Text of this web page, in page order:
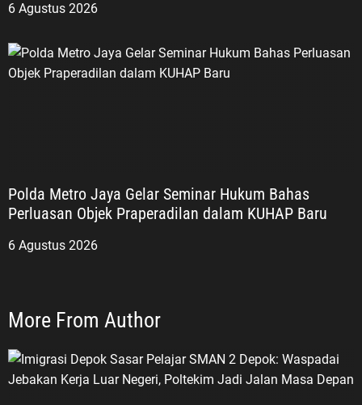
6 Agustus 2026
Polda Metro Jaya Gelar Seminar Hukum Bahas
Perluasan Objek Praperadilan dalam KUHAP Baru
6 Agustus 2026
More From Author